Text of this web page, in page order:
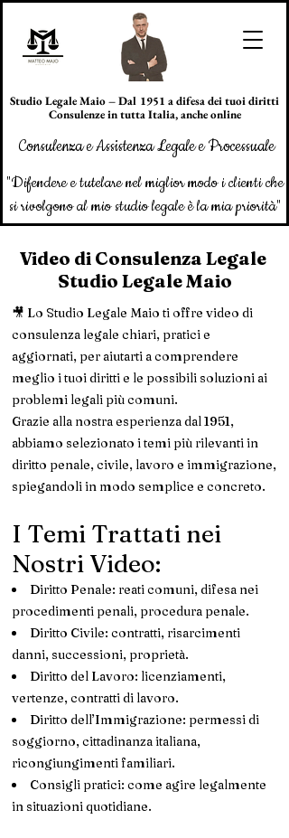
Studio Legale Maio – Dal 1951 a difesa dei tuoi diritti
Consulenze in tutta Italia, anche online
Consulenza e Assistenza Legale e Processuale
"Difendere e tutelare nel miglior modo i clienti che
si rivolgono al mio studio legale è la mia priorità"
Chiedi assistenza
Video di Consulenza Legale
Studio Legale Maio
🎥 Lo Studio Legale Maio ti offre video di
consulenza legale chiari, pratici e
aggiornati, per aiutarti a comprendere
meglio i tuoi diritti e le possibili soluzioni ai
problemi legali più comuni.
Grazie alla nostra esperienza dal 1951,
abbiamo selezionato i temi più rilevanti in
diritto penale, civile, lavoro e immigrazione,
spiegandoli in modo semplice e concreto.
I Temi Trattati nei
Nostri Video:
Diritto Penale: reati comuni, difesa nei
procedimenti penali, procedura penale.
Diritto Civile: contratti, risarcimenti
danni, successioni, proprietà.
Diritto del Lavoro: licenziamenti,
vertenze, contratti di lavoro.
Diritto dell’Immigrazione: permessi di
soggiorno, cittadinanza italiana,
ricongiungimenti familiari.
Consigli pratici: come agire legalmente
in situazioni quotidiane.